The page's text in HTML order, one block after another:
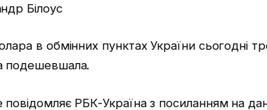
Білоус
в обмінних пунктах України сьогодні
подешевшала.
РБК-Україна з посиланням на